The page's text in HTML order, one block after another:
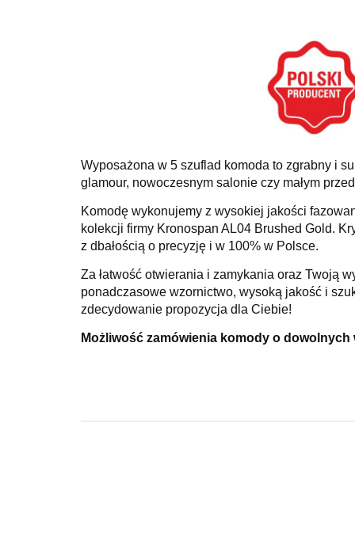
Wyposażona w 5 szuflad komoda to zgrabny i
glamour, nowoczesnym salonie czy małym
Komodę wykonujemy z wysokiej jakości
kolekcji firmy Kronospan AL04 Brushed Gold.
z dbałością o precyzję i w 100% w Polsce.
Za łatwość otwierania i zamykania oraz Twoją
ponadczasowe wzornictwo, wysoką jakość i
zdecydowanie propozycja dla Ciebie!
Możliwość zamówienia komody o dowolnych